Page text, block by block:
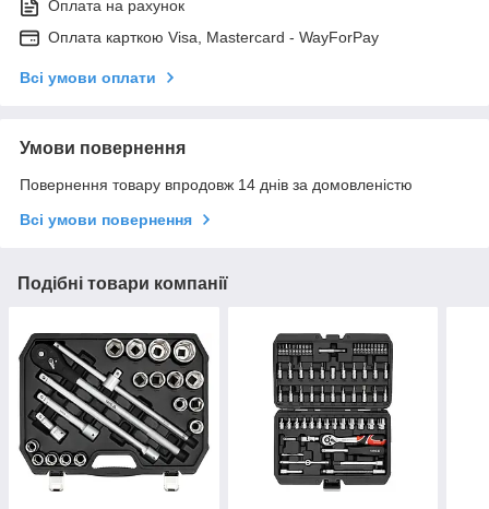
Оплата на рахунок
Оплата карткою Visa, Mastercard - WayForPay
Всі умови оплати
Умови повернення
Повернення товару впродовж 14 днів за домовленістю
Всі умови повернення
Подібні товари компанії